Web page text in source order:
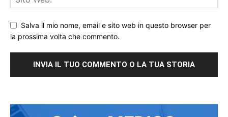
Salva il mio nome, email e sito web in questo browser per
la prossima volta che commento.